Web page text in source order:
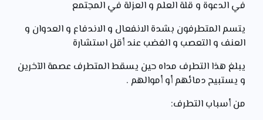
في الدعوة و قلة العلم و العزلة في المجتمع
يتسم المتطرفون بشدة الانفعال و الاندفاع و العدوان و
العنف و التعصب و الغضب عند أقل استشارة
يبلغ هذا التطرف مداه حين يسقط المتطرف عصمة الآخرين
و يستبيح دمائهم أو أموالهم .
من أسباب التطرف: